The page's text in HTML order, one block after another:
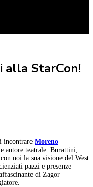
alla StarCon!
incontrare Moreno
autore teatrale. Burattini,
noi la sua visione del West
pazzi e presenze
di Zagor